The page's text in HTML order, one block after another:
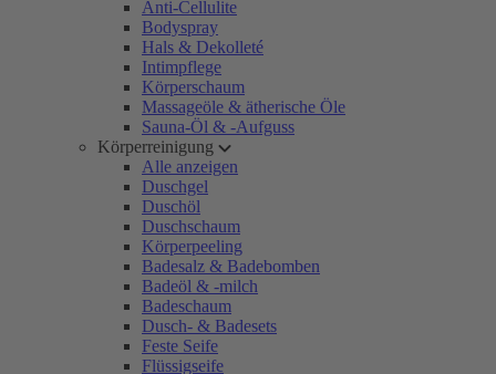
Anti-Cellulite
Bodyspray
Hals & Dekolleté
Intimpflege
Körperschaum
Massageöle & ätherische Öle
Sauna-Öl & -Aufguss
Körperreinigung
Alle anzeigen
Duschgel
Duschöl
Duschschaum
Körperpeeling
Badesalz & Badebomben
Badeöl & -milch
Badeschaum
Dusch- & Badesets
Feste Seife
Flüssigseife